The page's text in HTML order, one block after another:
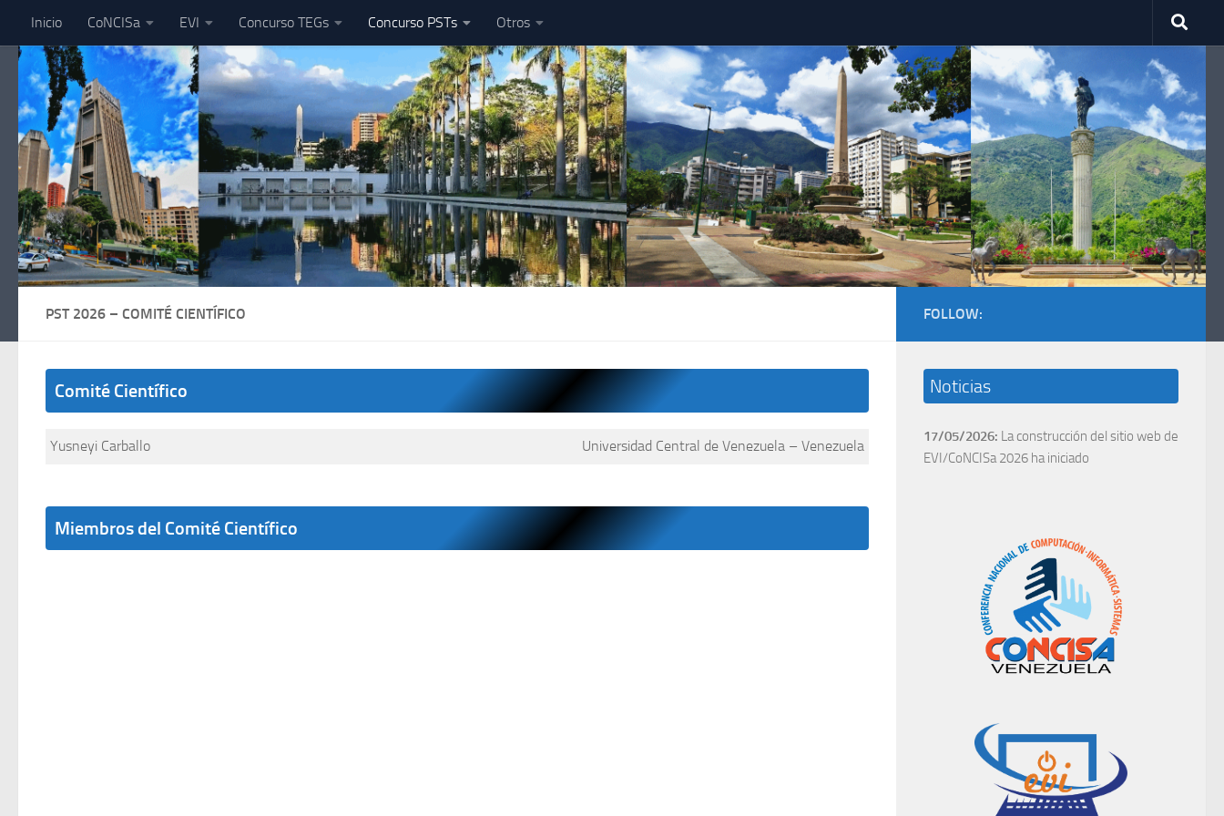
Skip to content
Inicio CoNCISa EVI Concurso TEGs Concurso PSTs Otros
PST 2026 – COMITÉ CIENTÍFICO
Comité Científico
Yusneyi Carballo Universidad Central de Venezuela – Venezuela
Miembros del Comité Científico
FOLLOW:
Noticias
17/05/2026: La construcción del sitio web de
EVI/CoNCISa 2026 ha iniciado